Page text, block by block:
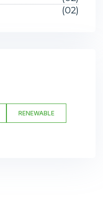
(02)
RENEWABLE